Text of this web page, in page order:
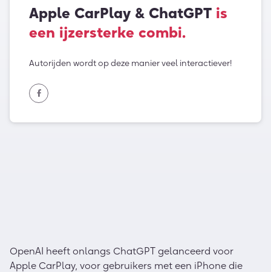
Apple CarPlay & ChatGPT is
een ijzersterke combi.
Autorijden wordt op deze manier veel interactiever!
OpenAI heeft onlangs ChatGPT gelanceerd voor
Apple CarPlay, voor gebruikers met een iPhone die